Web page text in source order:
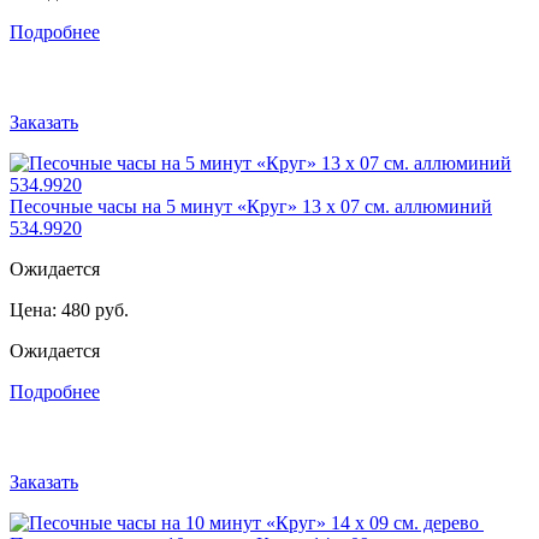
Подробнее
Заказать
Песочные часы на 5 минут «Круг» 13 х 07 см. аллюминий
534.9920
Ожидается
Цена: 480 руб.
Ожидается
Подробнее
Заказать